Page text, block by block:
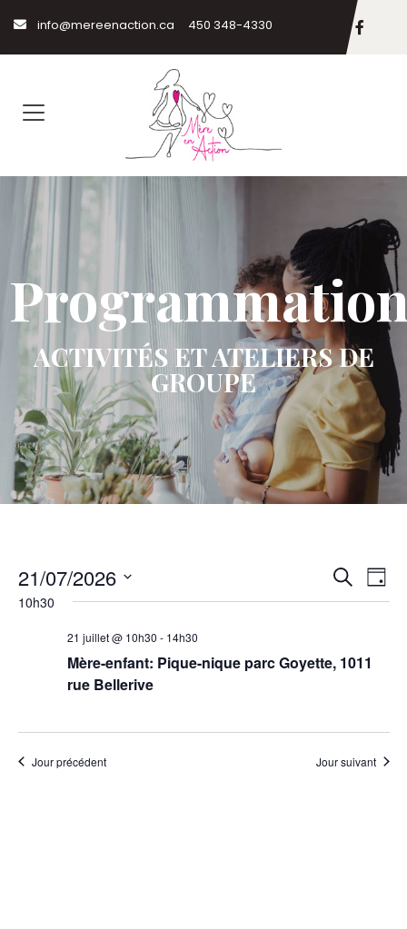
info@mereenaction.ca 450 348-4330
ACTIVITÉS ET ATELIERS DE
GROUPE
et
de
de
Jour
21/07/2026
Sélectionnez
10h30
21 juillet @ 10h30 - 14h30
Mère-enfant: Pique-nique parc Goyette, 1011
rue Bellerive
Jour précédent Jour suivant